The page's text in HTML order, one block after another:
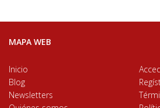
MAPA WEB
Inicio
Blog
Newsletters